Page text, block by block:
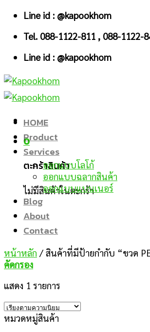
Skip
content
Line id : @kapookhom
Tel. 088-1122-811 , 088-1122-
Line id : @kapookhom
0
ตะกร้าสินค้า
ไม่มีสินค้าในตะกร้า
HOME
Product
Services
ออกแบบโลโก้
ออกแบบฉลากสินค้า
ออกแบบแบนเนอร์
Blog
About
Contact
หน้าหลัก / สินค้าที่มีป้ายกำกับ “ขวด
คัดกรอง
แสดง 1 รายการ
หมวดหมู่สินค้า